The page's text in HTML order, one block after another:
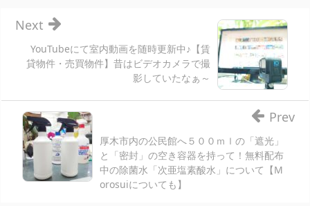
YouTubeにて室内動画を随時更新中♪【賃
貸物件・売買物件】昔はビデオカメラで撮
影していたなぁ～
Next
厚木市内の公民館へ５００ｍｌの「遮光」
と「密封」の空き容器を持って！無料配布
中の除菌水「次亜塩素酸水」について【M
orosuiについても】
Prev